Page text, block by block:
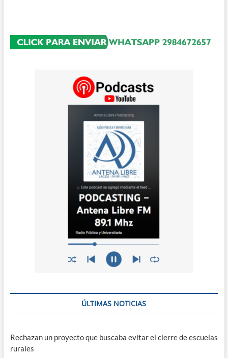
ÚLTIMAS NOTICIAS
Rechazan un proyecto que buscaba evitar el cierre de escuelas
rurales